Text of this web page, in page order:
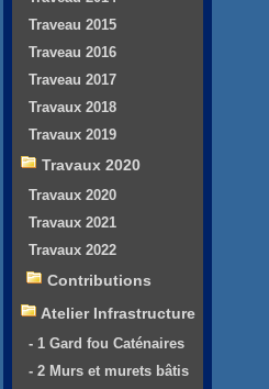
Traveau 2015
Traveau 2016
Traveau 2017
Travaux 2018
Travaux 2019
Travaux 2020
Travaux 2020
Travaux 2021
Travaux 2022
Contributions
Atelier Infrastructure
- 1 Gard fou Caténaires
- 2 Murs et murets bâtis